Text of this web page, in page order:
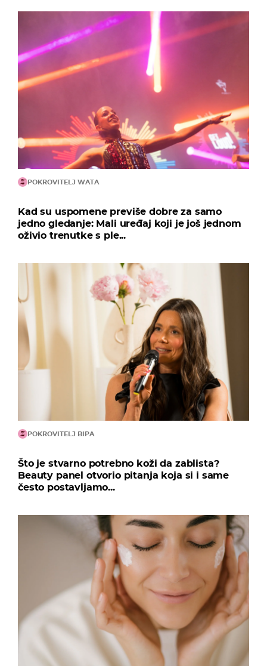
POKROVITELJ WATA
Kad su uspomene previše dobre za samo
jedno gledanje: Mali uređaj koji je još jednom
oživio trenutke s ple...
POKROVITELJ BIPA
Što je stvarno potrebno koži da zablista?
Beauty panel otvorio pitanja koja si i same
često postavljamo...